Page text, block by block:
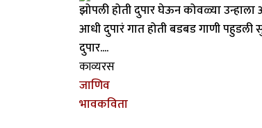
झोपली होती दुपार घेऊन कोवळ्या
आधी दुपारं गात होती बडबड गाणी पहुडली
दुपार....
काव्यरस
जाणिव
भावकविता